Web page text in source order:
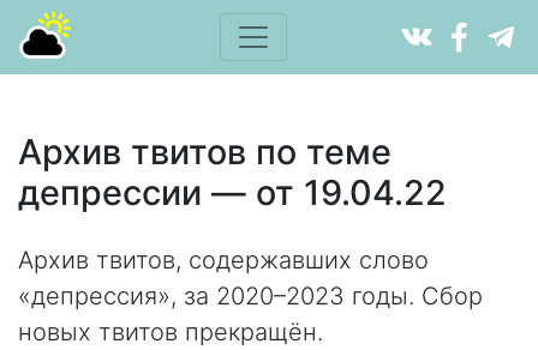
Архив твитов по теме
депрессии — от 19.04.22
Архив твитов, содержавших слово
«депрессия», за 2020–2023 годы. Сбор
новых твитов прекращён.